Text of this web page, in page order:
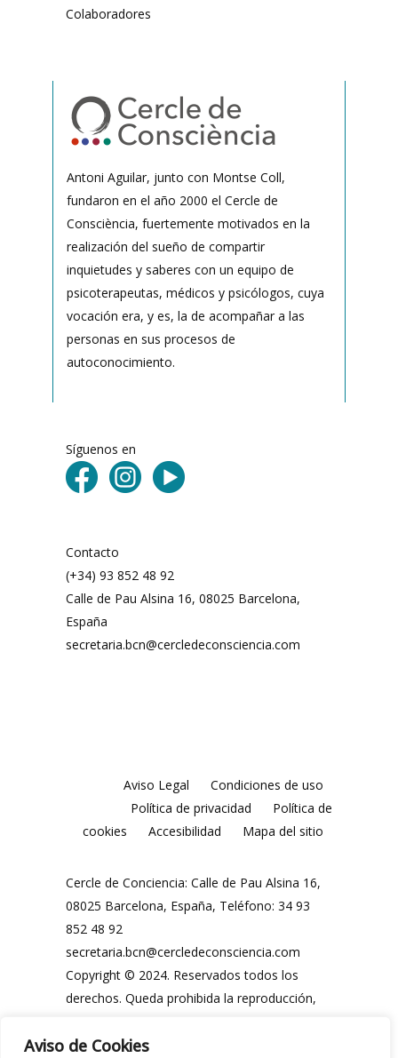
Aviso de Cookies
Colaboradores
Antoni Aguilar, junto con Montse Coll,
fundaron en el año 2000 el Cercle de
Consciència, fuertemente motivados en la
realización del sueño de compartir
inquietudes y saberes con un equipo de
psicoterapeutas, médicos y psicólogos, cuya
vocación era, y es, la de acompañar a las
personas en sus procesos de
autoconocimiento.
Síguenos en
Contacto
(+34) 93 852 48 92
Calle de Pau Alsina 16, 08025 Barcelona,
España
secretaria.bcn@cercledeconsciencia.com
Aviso Legal
Condiciones de uso
Política de privacidad
Política de
cookies
Accesibilidad Mapa del sitio
Cercle de Conciencia: Calle de Pau Alsina 16,
08025 Barcelona, España, Teléfono: 34 93
852 48 92
secretaria.bcn@cercledeconsciencia.com
Copyright © 2024. Reservados todos los
derechos. Queda prohibida la reproducción,
utilización, total o parcial, de los contenidos